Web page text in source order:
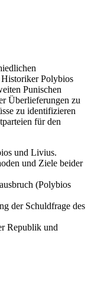
Polybios
Punischen
Überlieferungen zu
zu identifizieren
für den
und Livius.
und Ziele beider
(Polybios
der Schuldfrage des
Republik und